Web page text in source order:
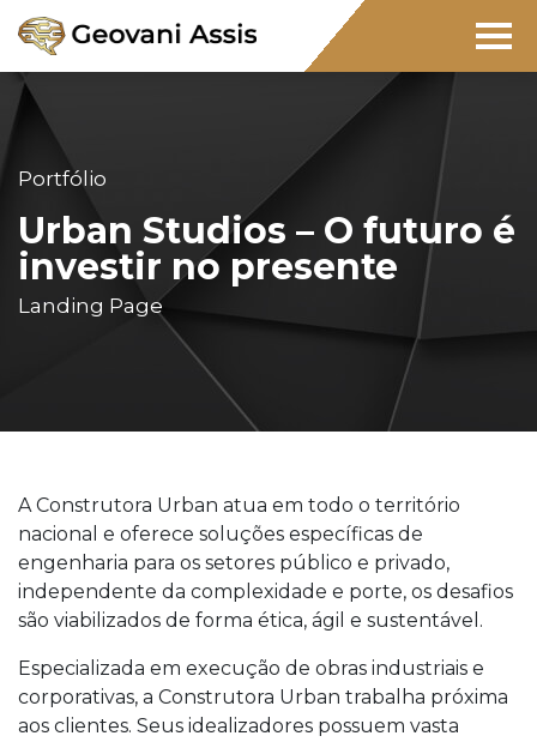
Portfólio
Urban Studios – O futuro é
investir no presente
Landing Page
A Construtora Urban atua em todo o território
nacional e oferece soluções específicas de
engenharia para os setores público e privado,
independente da complexidade e porte, os desafios
são viabilizados de forma ética, ágil e sustentável.
Especializada em execução de obras industriais e
corporativas, a Construtora Urban trabalha próxima
aos clientes. Seus idealizadores possuem vasta